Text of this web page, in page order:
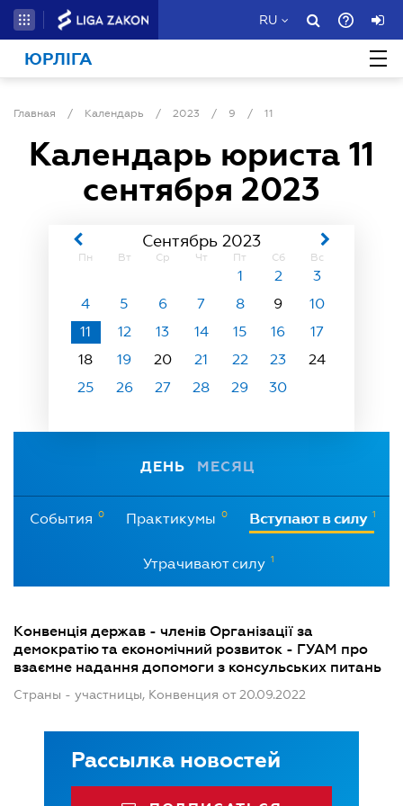
RU
ЮРЛІГА
Главная / Календарь / 2023 / 9 / 11
Календарь юриста 11
сентября 2023
Сентябрь 2023
Пн Вт Ср Чт Пт Сб Вс
1 2
3
4
5 6 7 8 9
10
11
12 13 14 15 16
17
18
19 20 21 22 23
24
25
26 27 28 29 30
ДЕНЬ МЕСЯЦ
События 0 Практикумы 0 Вступают в силу 1
Утрачивают силу 1
Конвенція держав - членів Організації за
демократію та економічний розвиток - ГУАМ про
взаємне надання допомоги з консульських питань
Страны - участницы, Конвенция от 20.09.2022
Рассылка новостей